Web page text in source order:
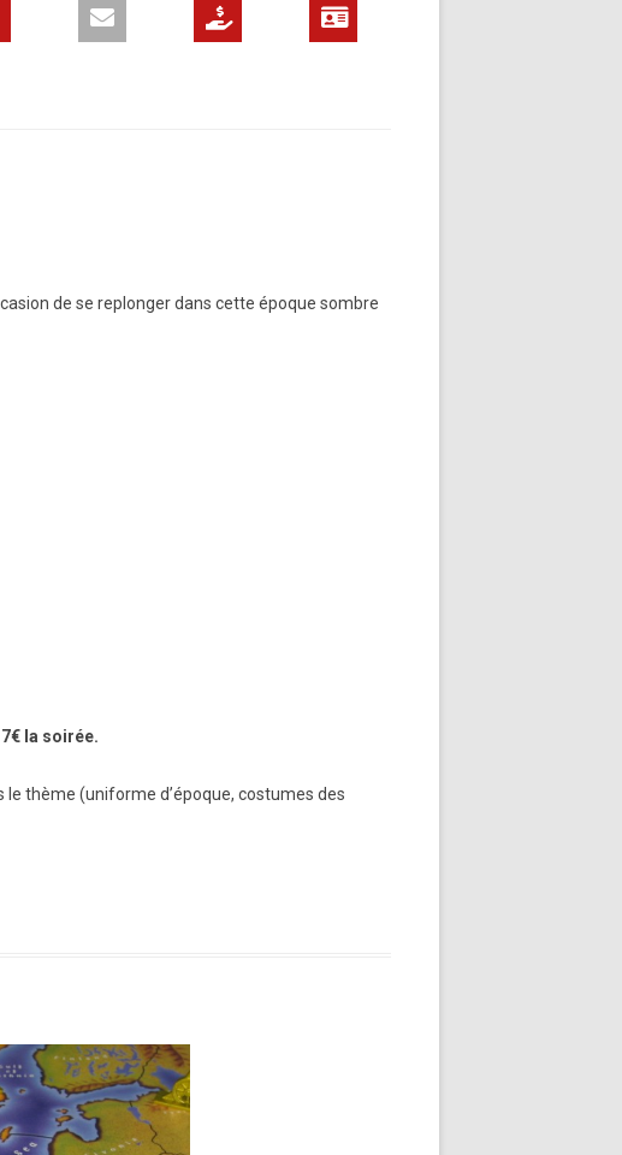
de se replonger dans cette époque sombre
la soirée.
le thème (uniforme d’époque, costumes des